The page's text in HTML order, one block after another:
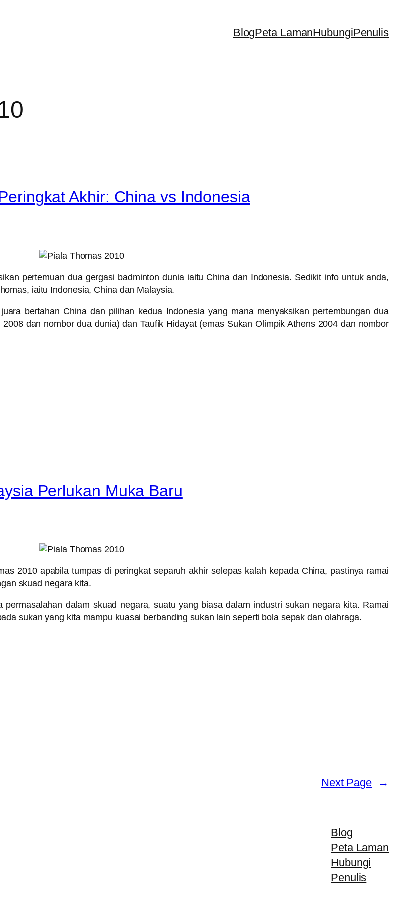
BlogPeta LamanHubungiPenulis
Akhir: China vs Indonesia
pertemuan dua gergasi badminton dunia iaitu China dan Indonesia. Sedikit info untuk anda,
iaitu Indonesia, China dan Malaysia.
bertahan China dan pilihan kedua Indonesia yang mana menyaksikan pertembungan dua
dan nombor dua dunia) dan Taufik Hidayat (emas Sukan Olimpik Athens 2004 dan nombor
Perlukan Muka Baru
2010 apabila tumpas di peringkat separuh akhir selepas kalah kepada China, pastinya ramai
skuad negara kita.
dalam skuad negara, suatu yang biasa dalam industri sukan negara kita. Ramai
sukan yang kita mampu kuasai berbanding sukan lain seperti bola sepak dan olahraga.
Next Page →
Blog
Peta Laman
Hubungi
Penulis